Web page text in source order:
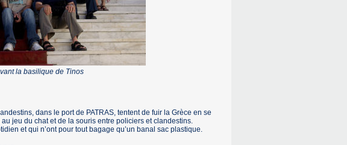
la basilique de Tinos
dans le port de PATRAS, tentent de fuir la Grèce en se
jeu du chat et de la souris entre policiers et clandestins.
et qui n’ont pour tout bagage qu’un banal sac plastique.